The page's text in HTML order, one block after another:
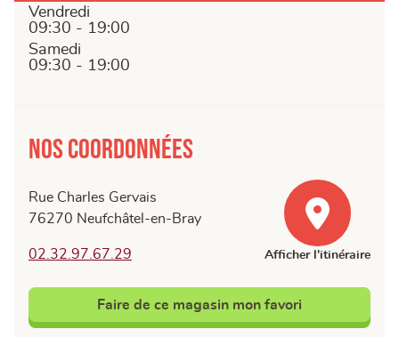
Vendredi
09:30 - 19:00
Samedi
09:30 - 19:00
Nos coordonnées
Rue Charles Gervais
76270 Neufchâtel-en-Bray
02.32.97.67.29 Afficher l'itinéraire
Faire de ce magasin mon favori